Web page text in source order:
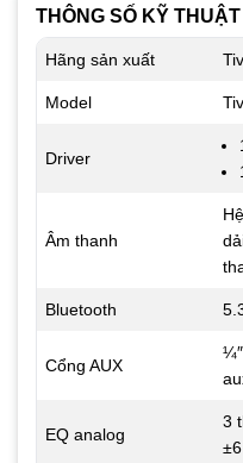
THÔNG SỐ KỸ THUẬT
Hãng sản xuất
Model
Driver
Âm thanh
Bluetooth
Cổng AUX
EQ analog
3